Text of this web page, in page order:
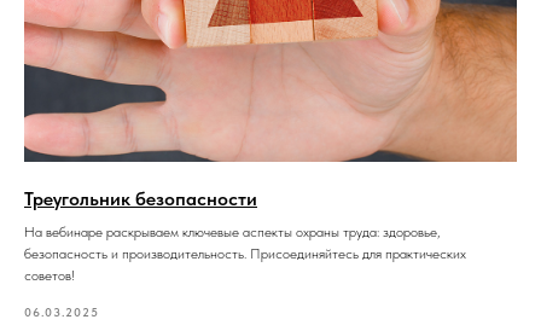
Треугольник безопасности
На вебинаре раскрываем ключевые аспекты охраны труда: здоровье,
безопасность и производительность. Присоединяйтесь для практических
советов!
06.03.2025